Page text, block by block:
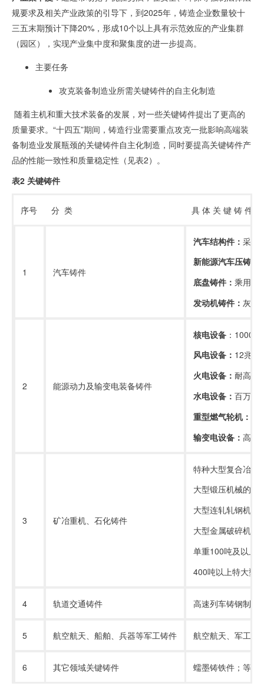
规要求及相关产业政策的引导下，到2025年，铸造企业数量较十
三五末期预计下降20% ，形成10个以上具有示范效应的产业集群
（园区），实现产业集中度和聚集度的进一步提高。
主要任务
攻克装备制造业所需关键铸件的自主化制造
随着主机和重大技术装备的发展，对一些关键铸件提出了更高的
质量要求。“十四五”期间，铸造行业需要重点攻克一批影响高端装
备制造业发展瓶颈的关键铸件自主化制造，同时要提高关键铸件产
品的性能一致性和质量稳定性（见表2）。
表2 关键铸件
序号 分 类 具 体 关 键 铸 件
1 汽车铸件
汽车结构件： 采用
新能源汽车压铸关
底盘铸件： 乘用车
发动机铸件： 灰铸
2 能源动力及输变电装备铸件
核电设备 ：
风电设备： 12兆瓦
火电设备： 耐高温
水电设备： 百万千
重型燃气轮机：
输变电设备： 高压
3 矿冶重机、石化铸件
特种大型复合冶金
大型锻压机械的机
大型连轧轧钢机架
大型金属破碎机筛
单重100吨及以上
400吨以上特大型
4 轨道交通铸件 高速列车铸钢制动
5 航空航天、船舶、兵器等军工铸件 航空航天、军工行
6 其它领域关键铸件 蠕墨铸铁件；等温